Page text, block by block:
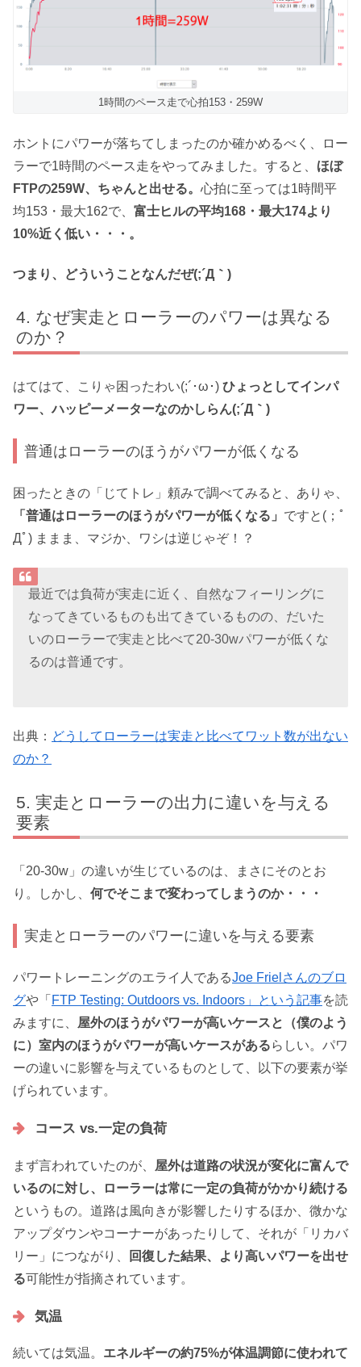
1時間のペース走で心拍153・259W
ホントにパワーが落ちてしまったのか確かめるべく、ロー
ラーで1時間のペース走をやってみました。すると、 ほぼ
FTPの259W、ちゃんと出せる。 心拍に至っては1時間平
均153・最大162で、 富士ヒルの平均168・最大174より
10%近く低い・・・。
つまり、どういうことなんだぜ(;´Д｀)
なぜ実走とローラーのパワーは異なる
のか？
はてはて、こりゃ困ったわい(;´･ω･) ひょっとしてインパ
ワー、ハッピーメーターなのかしらん(;´Д｀)
普通はローラーのほうがパワーが低くなる
困ったときの「じてトレ」頼みで調べてみると、ありゃ、
「普通はローラーのほうがパワーが低くなる」 ですと(；ﾟ
Дﾟ) ままま、マジか、ワシは逆じゃぞ！？
最近では負荷が実走に近く、自然なフィーリングに
なってきているものも出てきているものの、だいた
いのローラーで実走と比べて20-30wパワーが低くな
るのは普通です。
出典： どうしてローラーは実走と比べてワット数が出ない
のか？
実走とローラーの出力に違いを与える
要素
「20-30w」の違いが生じているのは、まさにそのとお
り。しかし、 何でそこまで変わってしまうのか・・・
実走とローラーのパワーに違いを与える要素
パワートレーニングのエライ人であるJoe Frielさんのブロ
グや「 FTP Testing: Outdoors vs. Indoors」という記事を読
みますに、 屋外のほうがパワーが高いケースと（僕のよう
に）室内のほうがパワーが高いケースがあるらしい。パワ
ーの違いに影響を与えているものとして、以下の要素が挙
げられています。
コース vs.一定の負荷
まず言われていたのが、 屋外は道路の状況が変化に富んで
いるのに対し、ローラーは常に一定の負荷がかかり続ける
というもの。道路は風向きが影響したりするほか、微かな
アップダウンやコーナーがあったりして、それが「リカバ
リー」につながり、
回復した結果、より高いパワーを出せ
る可能性が指摘されています。
気温
続いては気温。 エネルギーの約75%が体温調節に使われて